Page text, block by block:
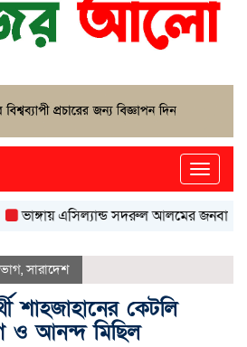
Toggle
ভাঙ্গায় এসিল্যান্ড সদরুল আলমের জনবান্ধব
,সারাদেশ
শাহজাহানের কেটলি
ও আনন্দ মিছিল